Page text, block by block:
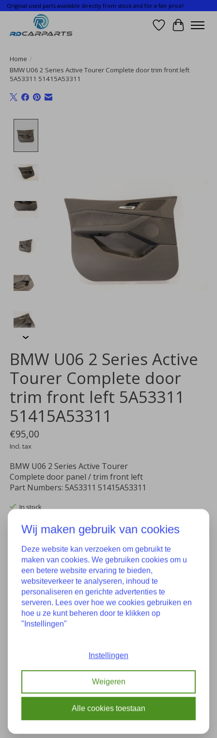
Original used parts available directly from stock and for a fair price!
WishlistCart
Home /
BMW U06 2 Series Active Tourer Complete door trim front left
5A53311 51415A53311
BMW U06 2 Series Active
Tourer Complete door
trim front left 5A53311
51415A53311
€95,00
Incl. tax
BMW U06 2 Series Active Tourer
Complete door panel / trim front left
Part Numbers: 5A53311 51415A53311
In stock
Quantity:
Add to cart
Add to wish list
Buy now
Add to comparison
Specifications
Wij maken gebruik van cookies
Deze website kan verzoeken om gebruikt te
maken van cookies. We gebruiken cookies om u
een betere website ervaring te bieden,
websiteverkeer te analyseren, inhoud te
personaliseren en gerichte advertenties te
serveren. Lees over hoe we cookies gebruiken en
hoe u ze kunt beheren door te klikken op
"Instellingen"
Instellingen
Weigeren
Alle cookies toestaan